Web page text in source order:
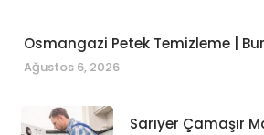
Osmangazi Petek Temizleme |
Ağustos 6, 2026
Sarıyer Çamaşır